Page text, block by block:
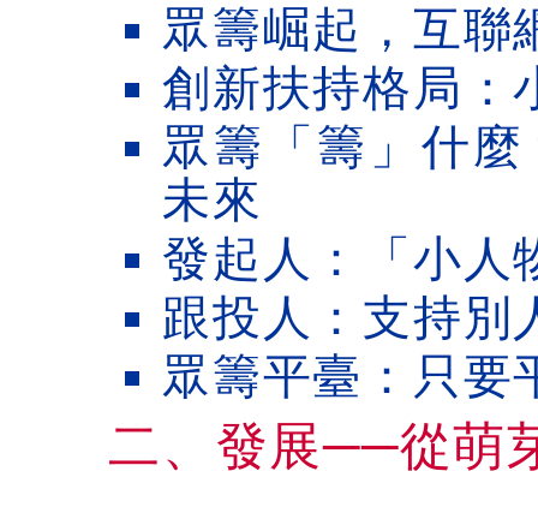
眾籌崛起，互聯
創新扶持格局：
眾籌「籌」什
未來
發起人：「小人
跟投人：支持別
眾籌平臺：只要
二、發展──從萌